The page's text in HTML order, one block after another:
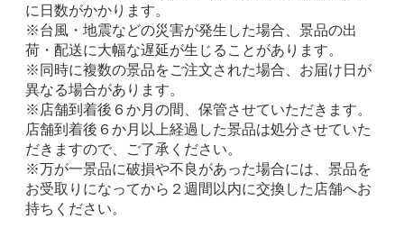
に日数がかかります。
※台風・地震などの災害が発生した場合、景品の出
荷・配送に大幅な遅延が生じることがあります。
※同時に複数の景品をご注文された場合、お届け日が
異なる場合があります。
※店舗到着後６か月の間、保管させていただきます。
店舗到着後６か月以上経過した景品は処分させていた
だきますので、ご了承ください。
※万が一景品に破損や不良があった場合には、景品を
お受取りになってから２週間以内に交換した店舗へお
持ちください。